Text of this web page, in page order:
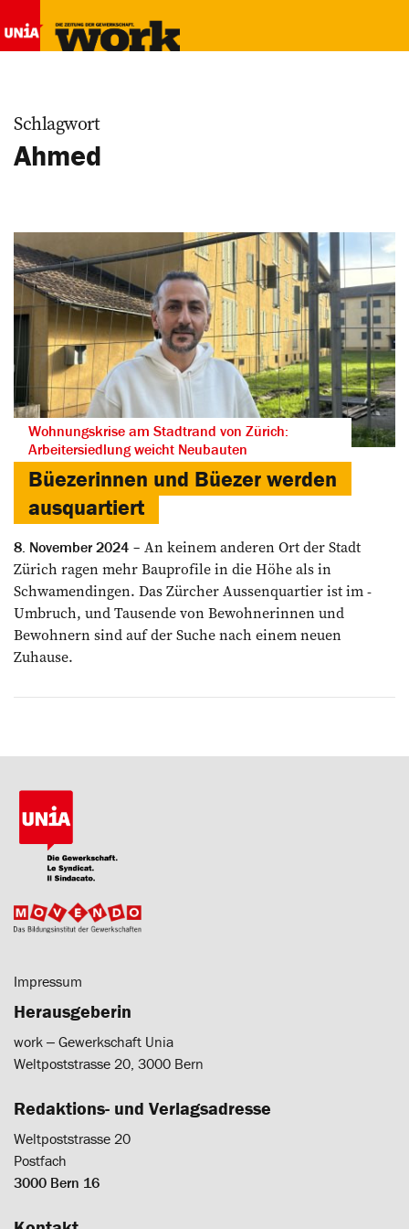
Schlagwort
Ahmed
Wohnungskrise am Stadtrand von Zürich:
Arbeitersiedlung weicht Neubauten
Büezerinnen und Büezer werden
ausquartiert
8. November 2024
An keinem anderen Ort der Stadt
Zürich ragen mehr Bauprofile in die Höhe als in
Schwamendingen. Das Zürcher Aussenquartier ist im ­
Umbruch, und Tausende von ­Bewohnerinnen und
Bewohnern sind auf der Suche nach einem neuen
Zuhause.
Impressum
Herausgeberin
work ‒ Gewerkschaft Unia
Weltpoststrasse 20, 3000 Bern
Redaktions- und Verlagsadresse
Weltpoststrasse 20
Postfach
3000 Bern 16